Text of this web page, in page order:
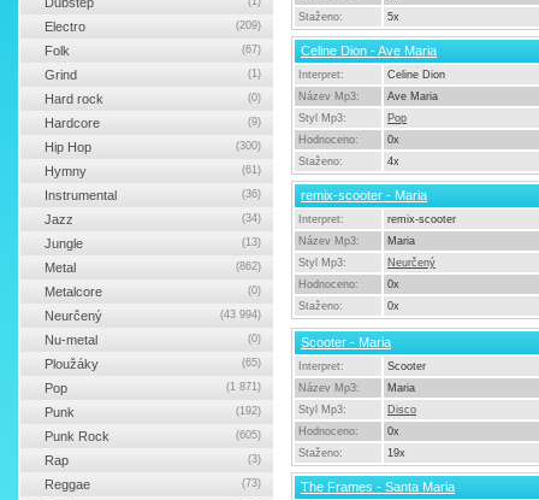
Staženo:
5x
Celine Dion - Ave Maria
Interpret:
Celine Dion
Název Mp3:
Ave Maria
Styl Mp3:
Pop
Hodnoceno:
0x
Staženo:
4x
remix-scooter - Maria
Interpret:
remix-scooter
Název Mp3:
Maria
Styl Mp3:
Neurčený
Hodnoceno:
0x
Staženo:
0x
Scooter - Maria
Interpret:
Scooter
Název Mp3:
Maria
Styl Mp3:
Disco
Hodnoceno:
0x
Staženo:
19x
The Frames - Santa Maria
Electro (209)
Folk (67)
Grind (1)
Hard rock (0)
Hardcore (9)
Hip Hop (300)
Hymny (61)
Instrumental (36)
Jazz (34)
Jungle (13)
Metal (862)
Metalcore (0)
Neurčený (43 994)
Nu-metal (0)
Ploužáky (65)
Pop (1 871)
Punk (192)
Punk Rock (605)
Rap (3)
Reggae (73)